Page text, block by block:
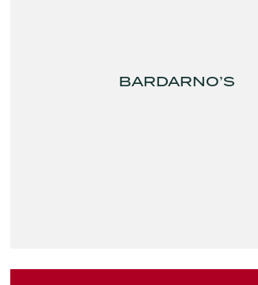
BARDARNO’S